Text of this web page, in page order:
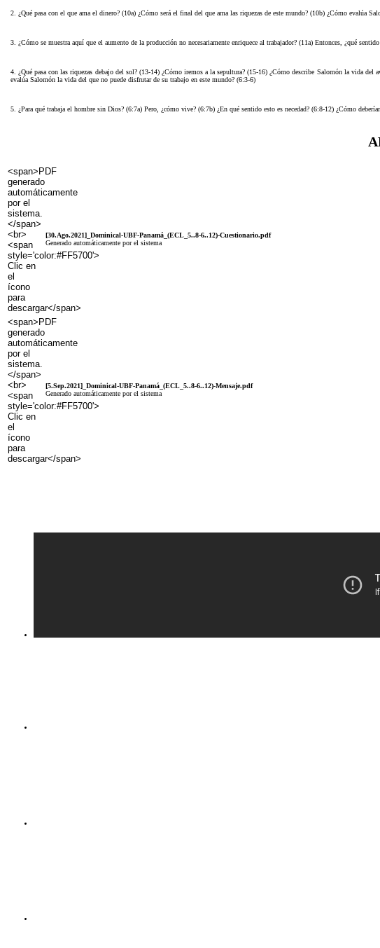
2. ¿Qué pasa con el que ama el dinero? (10a) ¿Cómo será el final del que ama las riquezas de este mundo? (10b) ¿Cómo evalúa
3. ¿Cómo se muestra aquí que el aumento de la producción no necesariamente enriquece al trabajador? (11a) Entonces, ¿qué
4. ¿Qué pasa con las riquezas debajo del sol? (13-14) ¿Cómo iremos a la sepultura? (15-16) ¿Cómo describe Salomón la vida
evalúa Salomón la vida del que no puede disfrutar de su trabajo en este mundo? (6:3-6)
5. ¿Para qué trabaja el hombre sin Dios? (6:7a) Pero, ¿cómo vive? (6:7b) ¿En qué sentido esto es necedad? (6:8-12) ¿Cómo
[30.Ago.2021]_Dominical-UBF-Panamá_(ECL_5..8-6..12)-Cuestionario.pdf
Generado automáticamente por el sistema
[5.Sep.2021]_Dominical-UBF-Panamá_(ECL_5..8-6..12)-Mensaje.pdf
Generado automáticamente por el sistema